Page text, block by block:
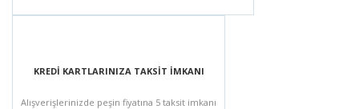
KREDİ KARTLARINIZA TAKSİT İMKANI
Alışverişlerinizde peşin fiyatına 5 taksit imkanı